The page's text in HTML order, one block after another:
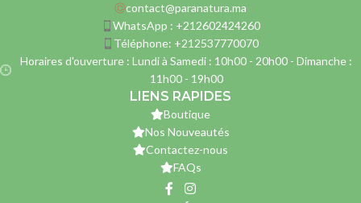
contact@paranatura.ma
WhatsApp : +212602424260
Téléphone: +212537770070
Horaires d'ouverture : Lundi à Samedi : 10h00 - 20h00 - Dimanche :
11h00 - 19h00
LIENS RAPIDES
Boutique
Nos Nouveautés
Contactez-nous
FAQs